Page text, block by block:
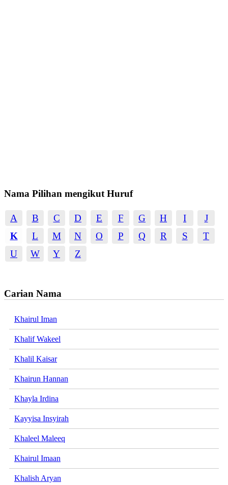
Nama Pilihan mengikut Huruf
A B C D E F G H I
J
K
L M N O P Q R S
T
U
W Y Z
Carian Nama
Khairul Iman
Khalif Wakeel
Khalil Kaisar
Khairun Hannan
Khayla Irdina
Kayyisa Insyirah
Khaleel Maleeq
Khairul Imaan
Khalish Aryan